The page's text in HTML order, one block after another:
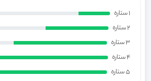
1 ستاره
2 ستاره
3 ستاره
4 ستاره
5 ستاره